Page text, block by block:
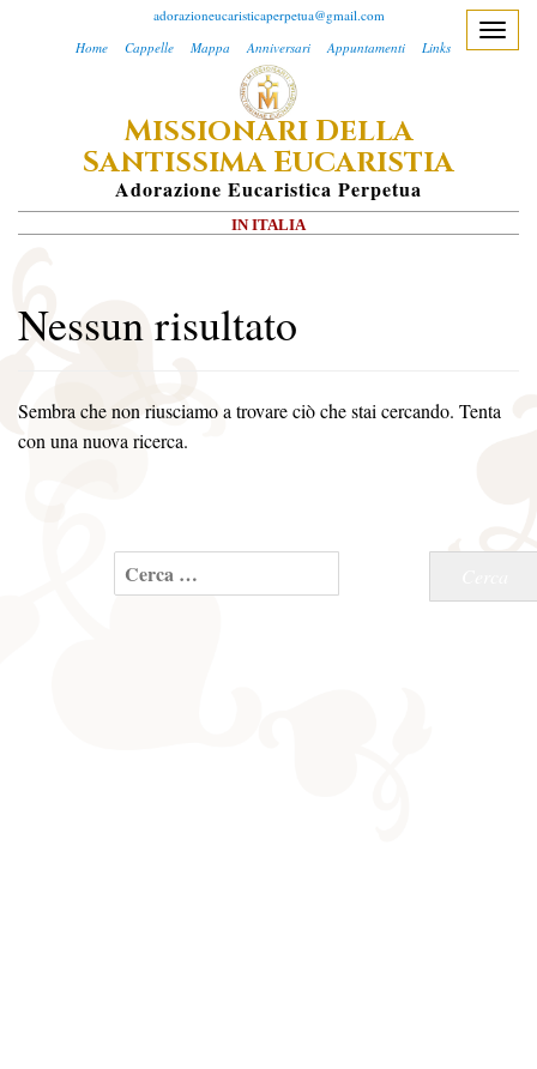
adorazioneucaristicaperpetua@gmail.com
Home
Cappelle Mappa Anniversari Appuntamenti Links
MISSIONARI DELLA
SANTISSIMA EUCARISTIA
ADorazione EUcaristica PErpetua
IN ITALIA
T
n
i
Nessun risultato
Sembra che non riusciamo a trovare ciò che stai cercando. Tenta
con una nuova ricerca.